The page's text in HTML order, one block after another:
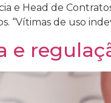
e Head de
“Vítimas de uso
e